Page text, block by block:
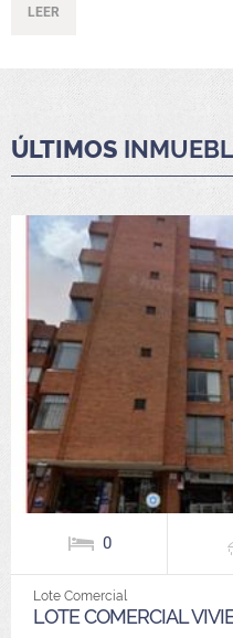
LEER
ÚLTIMOS
0
Lote Comercial
LOTE COMERCIAL